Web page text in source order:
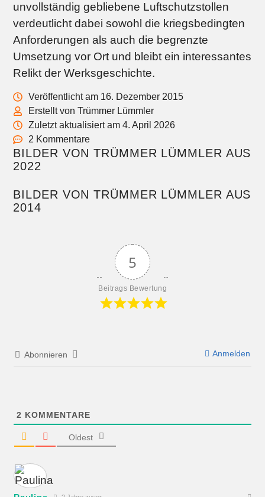
unvollständig gebliebene Luftschutzstollen
verdeutlicht dabei sowohl die kriegsbedingten
Anforderungen als auch die begrenzte
Umsetzung vor Ort und bleibt ein interessantes
Relikt der Werksgeschichte.
Veröffentlicht am 16. Dezember 2015
Erstellt von Trümmer Lümmler
Zuletzt aktualisiert am 4. April 2026
2 Kommentare
BILDER VON TRÜMMER LÜMMLER AUS
2022
BILDER VON TRÜMMER LÜMMLER AUS
2014
5
Beitrags Bewertung
Abonnieren Anmelden
2 KOMMENTARE
Oldest